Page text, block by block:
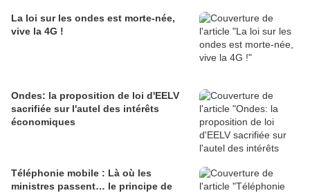
La loi sur les ondes est morte-née,
vive la 4G !
Ondes: la proposition de loi d'EELV
sacrifiée sur l'autel des intérêts
économiques
Téléphonie mobile : Là où les
ministres passent… le principe de